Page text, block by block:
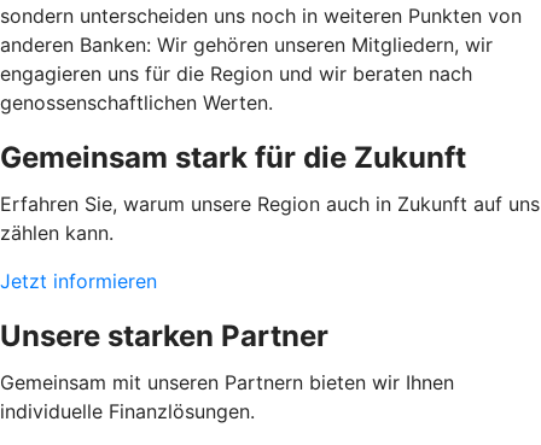
sondern unterscheiden uns noch in weiteren Punkten von
anderen Banken: Wir gehören unseren Mitgliedern, wir
engagieren uns für die Region und wir beraten nach
genossenschaftlichen Werten.
Gemeinsam stark für die Zukunft
Erfahren Sie, warum unsere Region auch in Zukunft auf uns
zählen kann.
Jetzt informieren
Unsere starken Partner
Gemeinsam mit unseren Partnern bieten wir Ihnen
individuelle Finanzlösungen.